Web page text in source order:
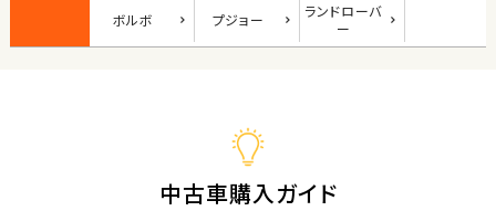
ロードスター
ホンダ
S660
ボルボ
プジョー ランドローバ
ー
中古車購入ガイド